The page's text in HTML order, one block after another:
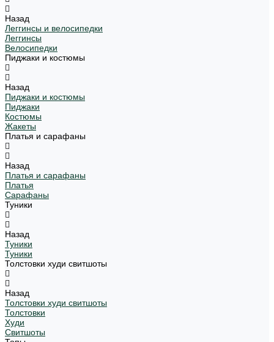
Назад
Леггинсы и велосипедки
Леггинсы
Велосипедки
Пиджаки и костюмы
Назад
Пиджаки и костюмы
Пиджаки
Костюмы
Жакеты
Платья и сарафаны
Назад
Платья и сарафаны
Платья
Сарафаны
Туники
Назад
Туники
Туники
Толстовки худи свитшоты
Назад
Толстовки худи свитшоты
Толстовки
Худи
Свитшоты